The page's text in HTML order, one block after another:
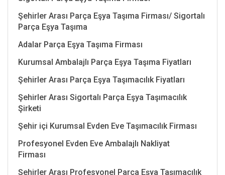
Şehirler Arası Parça Eşya Taşıma Firması/ Sigortalı
Parça Eşya Taşıma
Adalar Parça Eşya Taşıma Firması
Kurumsal Ambalajlı Parça Eşya Taşıma Fiyatları
Şehirler Arası Parça Eşya Taşımacılık Fiyatları
Şehirler Arası Sigortalı Parça Eşya Taşımacılık
Şirketi
Şehir içi Kurumsal Evden Eve Taşımacılık Firması
Profesyonel Evden Eve Ambalajlı Nakliyat
Firması
Şehirler Arası Profesyonel Parça Eşya Taşımacılık